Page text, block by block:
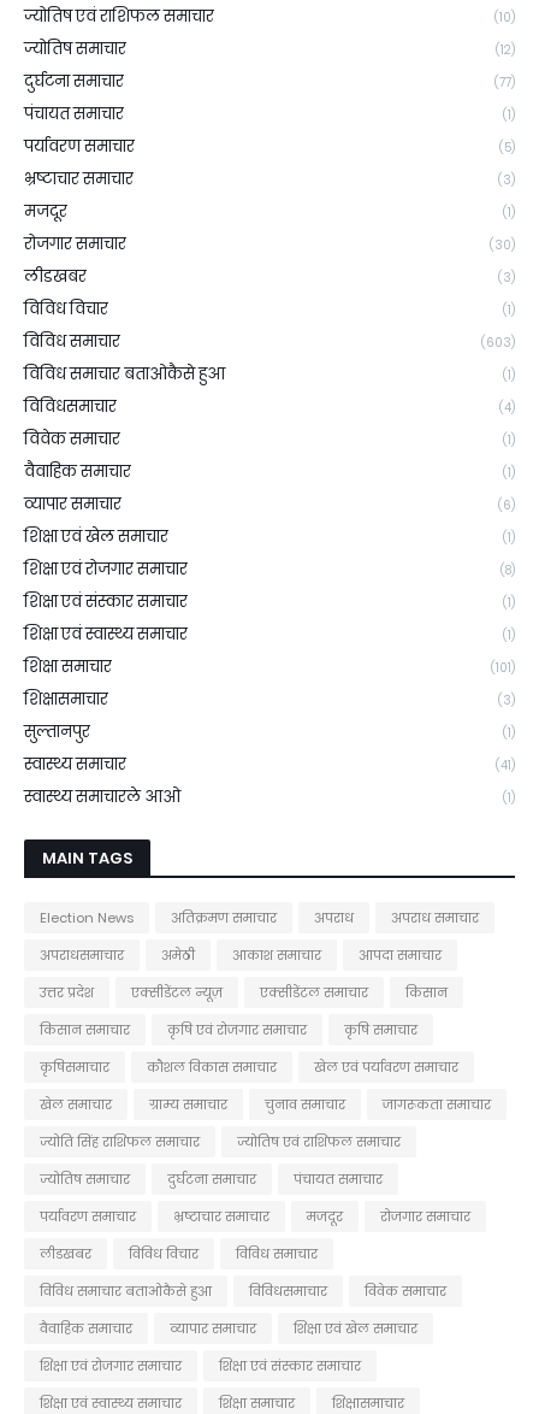
ज्योतिष एवं राशिफल समाचार (10)
ज्योतिष समाचार (12)
दुर्घटना समाचार (77)
पंचायत समाचार (1)
पर्यावरण समाचार (5)
भ्रष्टाचार समाचार (3)
मजदूर (1)
रोजगार समाचार (30)
लीडखबर (3)
विविध विचार (1)
विविध समाचार (603)
विविध समाचार बताओकैसे हुआ (1)
विविधसमाचार (4)
विवेक समाचार (1)
वैवाहिक समाचार (1)
व्यापार समाचार (6)
शिक्षा एवं खेल समाचार (1)
शिक्षा एवं रोजगार समाचार (8)
शिक्षा एवं संस्कार समाचार (1)
शिक्षा एवं स्वास्थ्य समाचार (1)
शिक्षा समाचार (101)
शिक्षासमाचार (3)
सुल्तानपुर (1)
स्वास्थ्य समाचार (41)
स्वास्थ्य समाचारले आओ (1)
MAIN TAGS
Election News अतिक्रमण समाचार अपराध
अपराध समाचार
अपराधसमाचार
अमेठी आकाश समाचार
आपदा समाचार
उत्तर प्रदेश
एक्सीडेंटल न्यूज़ एक्सीडेंटल समाचार
किसान
किसान समाचार
कृषि एवं रोजगार समाचार
कृषि समाचार
कृषिसमाचार
कौशल विकास समाचार
खेल एवं पर्यावरण समाचार
खेल समाचार
ग्राम्य समाचार चुनाव समाचार
जागरूकता समाचार
ज्योति सिंह राशिफल समाचार
ज्योतिष एवं राशिफल समाचार
ज्योतिष समाचार
दुर्घटना समाचार
पंचायत समाचार
पर्यावरण समाचार
भ्रष्टाचार समाचार मजदूर
रोजगार समाचार
लीडखबर
विविध विचार
विविध समाचार
विविध समाचार बताओकैसे हुआ
विविधसमाचार
विवेक समाचार
वैवाहिक समाचार
व्यापार समाचार
शिक्षा एवं खेल समाचार
शिक्षा एवं रोजगार समाचार
शिक्षा एवं संस्कार समाचार
शिक्षा एवं स्वास्थ्य समाचार
शिक्षा समाचार
शिक्षासमाचार